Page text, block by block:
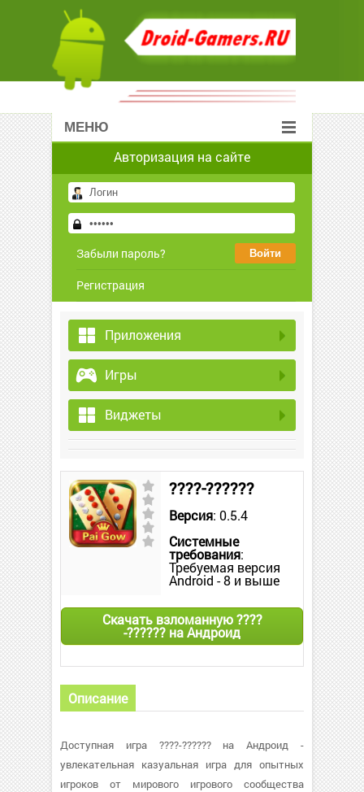
МЕНЮ
Авторизация на сайте
Забыли пароль?
Регистрация
Приложения
Игры
Виджеты
????-??????
Версия: 0.5.4
Системные
требования:
Требуемая версия
Android - 8 и выше
Скачать взломанную ????
-?????? на Андроид
Описание
Доступная игра ????-?????? на Андроид -
увлекательная казуальная игра для опытных
игроков от мирового игрового сообщества